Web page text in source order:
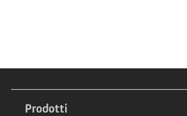
Prodotti